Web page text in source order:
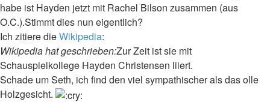
habe ist Hayden jetzt mit Rachel Bilson zusammen (aus
O.C.).Stimmt dies nun eigentlich?
Ich zitiere dieWikipedia:
Wikipedia hat geschrieben:Zur Zeit ist sie mit
Schauspielkollege Hayden Christensen liiert.
Schade um Seth, ich find den viel sympathischer als das olle
Holzgesicht.